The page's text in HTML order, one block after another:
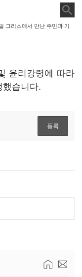
그리스에서 만난 주민과 기
윤리강령에 따라
했습니다.